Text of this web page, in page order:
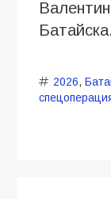
Батайска.
2026,